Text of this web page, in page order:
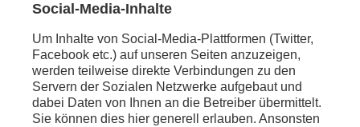
Social-Media-Inhalte
Um Inhalte von Social-Media-Plattformen (Twitter,
Facebook etc.) auf unseren Seiten anzuzeigen,
werden teilweise direkte Verbindungen zu den
Servern der Sozialen Netzwerke aufgebaut und
dabei Daten von Ihnen an die Betreiber übermittelt.
Sie können dies hier generell erlauben. Ansonsten